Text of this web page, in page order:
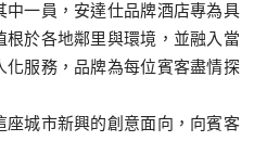
一員，安達仕品牌酒店專為具
於各地鄰里與環境，並融入當
服務，品牌為每位賓客盡情探
城市新興的創意面向，向賓客